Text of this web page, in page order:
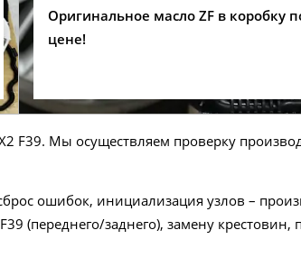
Оригинальное масло ZF в коробку
цене!
F39. Мы осуществляем проверку
ошибок, инициализация узлов –
(переднего/заднего), замену крестовин,